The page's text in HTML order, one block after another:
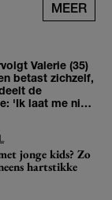
MEER
Valerie (35)
betast zichzelf,
de
'Ik laat me niet
jonge kids? Zo
hartstikke